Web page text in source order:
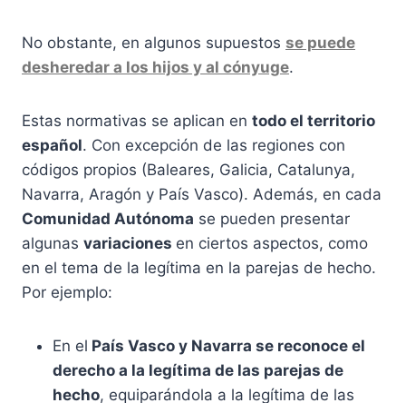
No obstante, en algunos supuestos se puede
desheredar a los hijos y al cónyuge.
Estas normativas se aplican en todo el territorio
español. Con excepción de las regiones con
códigos propios (Baleares, Galicia, Catalunya,
Navarra, Aragón y País Vasco). Además, en cada
Comunidad Autónoma se pueden presentar
algunas variaciones en ciertos aspectos, como
en el tema de la legítima en la parejas de hecho.
Por ejemplo:
En el País Vasco y Navarra se reconoce el
derecho a la legítima de las parejas de
hecho, equiparándola a la legítima de las